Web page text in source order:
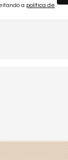
a política de